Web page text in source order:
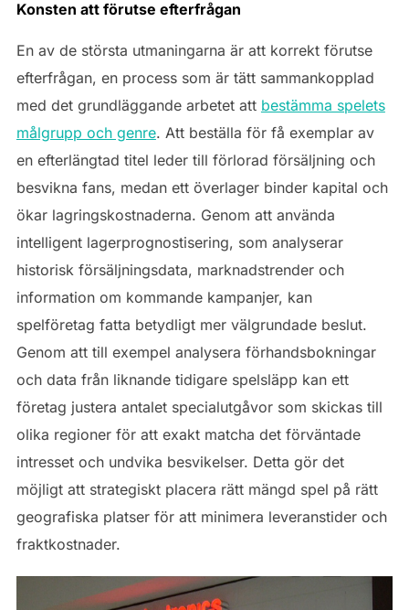
Konsten att förutse efterfrågan
En av de största utmaningarna är att korrekt förutse
efterfrågan, en process som är tätt sammankopplad
med det grundläggande arbetet att bestämma spelets
målgrupp och genre. Att beställa för få exemplar av
en efterlängtad titel leder till förlorad försäljning och
besvikna fans, medan ett överlager binder kapital och
ökar lagringskostnaderna. Genom att använda
intelligent lagerprognostisering, som analyserar
historisk försäljningsdata, marknadstrender och
information om kommande kampanjer, kan
spelföretag fatta betydligt mer välgrundade beslut.
Genom att till exempel analysera förhandsbokningar
och data från liknande tidigare spelsläpp kan ett
företag justera antalet specialutgåvor som skickas till
olika regioner för att exakt matcha det förväntade
intresset och undvika besvikelser. Detta gör det
möjligt att strategiskt placera rätt mängd spel på rätt
geografiska platser för att minimera leveranstider och
fraktkostnader.